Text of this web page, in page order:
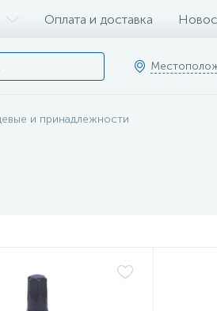
Оплата и доставка
и принадлежности